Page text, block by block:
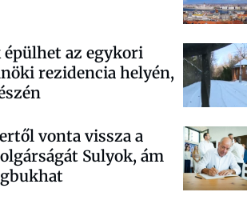
az egykori
rezidencia helyén,
vonta vissza a
Sulyok, ám